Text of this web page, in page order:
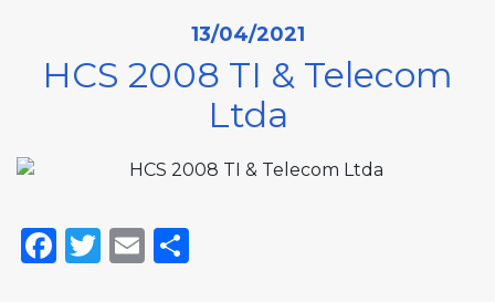
13/04/2021
HCS 2008 TI & Telecom
Ltda
Facebook
Twitter
Email